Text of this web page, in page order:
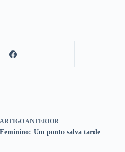
ARTIGO ANTERIOR
Feminino: Um ponto salva tarde